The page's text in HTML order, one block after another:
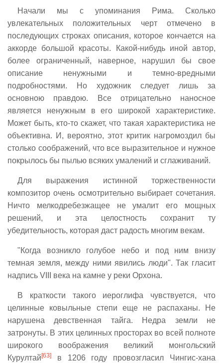
Начали мы с упоминания Рима. Сколько
увлекательных положительных черт отмечено в
последующих строках описания, которое кончается на
аккорде большой красоты. Какой-нибудь иной автор,
более ограниченный, наверное, нарушил бы свое
описание ненужными и темно-вредными
подробностями. Но художник следует лишь за
основною правдою. Все отрицательно наносное
является ненужным в его широкой характеристике.
Может быть, кто-то скажет, что такая характеристика не
объективна. И, вероятно, этот критик нагромоздил бы
столько соображений, что все выразительное и нужное
покрылось бы пылью всяких умалений и сглаживаний.
Для выражения истинной торжественности
композитор очень осмотрительно выбирает сочетания.
Ничто мелкодребезжащее не умалит его мощных
решений, и эта целостность сохранит ту
убедительность, которая даст радость многим векам.
"Когда возникло голубое небо и под ним внизу
темная земля, между ними явились люди". Так гласит
надпись VIII века на камне у реки Орхона.
В краткости такого иероглифа чувствуется, что
целинные ковыльные степи еще не распаханы. Не
нарушена девственная тайга. Недра земли не
затронуты. В этих целинных просторах во всей полноте
широкого воображения великий монгольский
Курултай [63] в 1206 году провозгласил Чингис-хана